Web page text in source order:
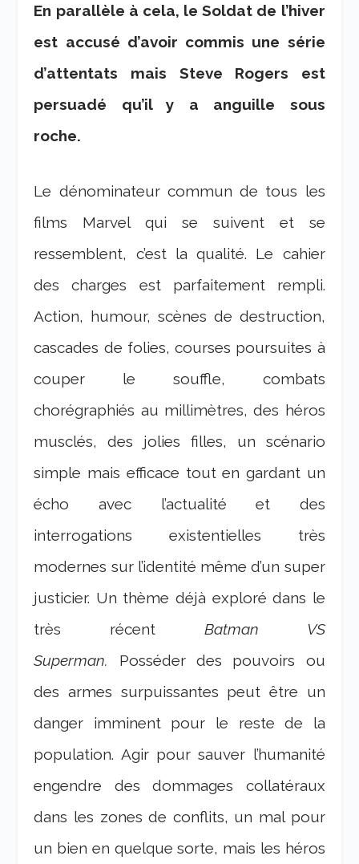
En parallèle à cela, le Soldat de l’hiver
est accusé d’avoir commis une série
d’attentats mais Steve Rogers est
persuadé qu’il y a anguille sous
roche.
Le dénominateur commun de tous les
films Marvel qui se suivent et se
ressemblent, c’est la qualité. Le cahier
des charges est parfaitement rempli.
Action, humour, scènes de destruction,
cascades de folies, courses poursuites à
couper le souffle, combats
chorégraphiés au millimètres, des héros
musclés, des jolies filles, un scénario
simple mais efficace tout en gardant un
écho avec l’actualité et des
interrogations existentielles très
modernes sur l’identité même d’un super
justicier. Un thème déjà exploré dans le
très récent Batman VS
Superman. Posséder des pouvoirs ou
des armes surpuissantes peut être un
danger imminent pour le reste de la
population. Agir pour sauver l’humanité
engendre des dommages collatéraux
dans les zones de conflits, un mal pour
un bien en quelque sorte, mais les héros